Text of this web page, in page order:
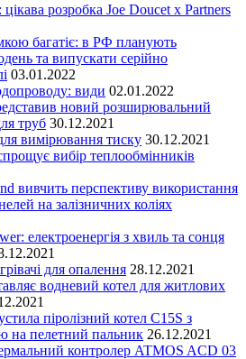
цікава розробка Joe Doucet x Partners
багатіє: в РФ планують
та випускати серійно
03.01.2022
види 02.01.2022
новий розширювальний
труб 30.12.2021
вимірювання тиску 30.12.2021
вибір теплообмінників
вивчить перспективу використання
на залізничних коліях
електроенергія з хвиль та сонця
для опалення 28.12.2021
водневий котел для житлових
піролізний котел C15S з
на пелетний пальник 26.12.2021
контролер ATMOS ACD 03